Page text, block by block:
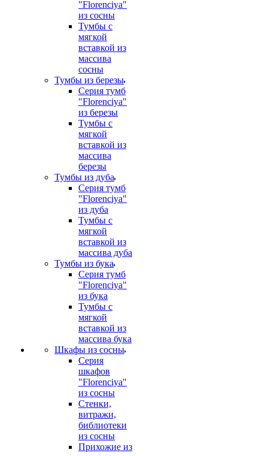
"Florenciya"
из сосны
Тумбы с
мягкой
вставкой из
массива
сосны
Тумбы из березы
Серия тумб
"Florenciya"
из березы
Тумбы с
мягкой
вставкой из
массива
березы
Тумбы из дуба
Серия тумб
"Florenciya"
из дуба
Тумбы с
мягкой
вставкой из
массива дуба
Тумбы из бука
Серия тумб
"Florenciya"
из бука
Тумбы с
мягкой
вставкой из
массива бука
Шкафы из сосны
Серия
шкафов
"Florenciya"
из сосны
Стенки,
витражи,
библиотеки
из сосны
Прихожие из